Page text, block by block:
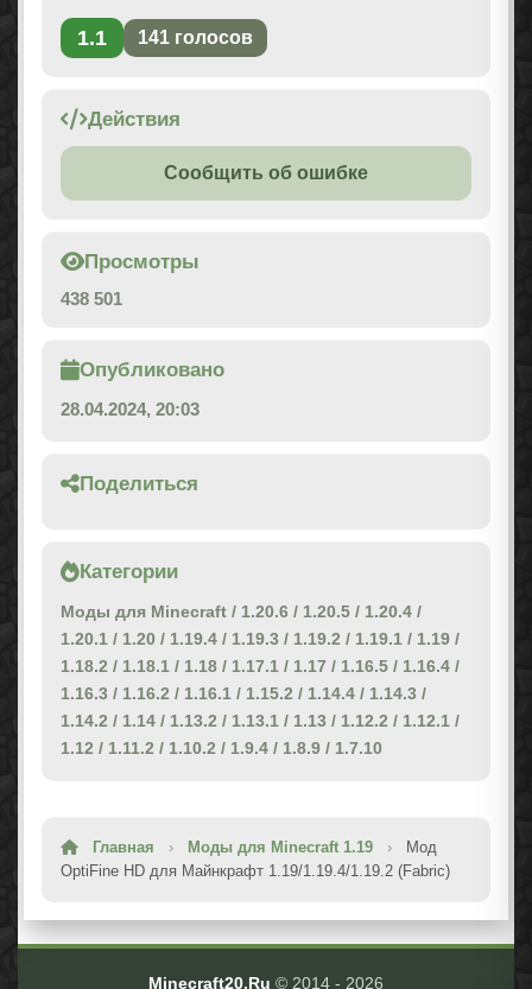
1.1 141 голосов
Действия
Сообщить об ошибке
Просмотры
438 501
Опубликовано
28.04.2024, 20:03
Поделиться
Категории
Моды для Minecraft / 1.20.6 / 1.20.5 / 1.20.4 /
1.20.1 / 1.20 / 1.19.4 / 1.19.3 / 1.19.2 / 1.19.1 / 1.19 /
1.18.2 / 1.18.1 / 1.18 / 1.17.1 / 1.17 / 1.16.5 / 1.16.4 /
1.16.3 / 1.16.2 / 1.16.1 / 1.15.2 / 1.14.4 / 1.14.3 /
1.14.2 / 1.14 / 1.13.2 / 1.13.1 / 1.13 / 1.12.2 / 1.12.1 /
1.12 / 1.11.2 / 1.10.2 / 1.9.4 / 1.8.9 / 1.7.10
Главная › Моды для Minecraft 1.19 ›
Мод
OptiFine HD для Майнкрафт 1.19/1.19.4/1.19.2 (Fabric)
Minecraft20.Ru © 2014 - 2026